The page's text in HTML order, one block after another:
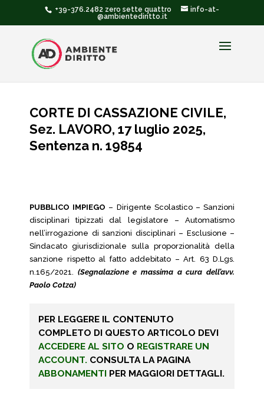
+39-376.2482 zero sette quattro
info-at-
@ambientediritto.it
CORTE DI CASSAZIONE CIVILE,
Sez. LAVORO, 17 luglio 2025,
Sentenza n. 19854
PUBBLICO IMPIEGO – Dirigente Scolastico – Sanzioni
disciplinari tipizzati dal legislatore – Automatismo
nell’irrogazione di sanzioni disciplinari – Esclusione –
Sindacato giurisdizionale sulla proporzionalità della
sanzione rispetto al fatto addebitato – Art. 63 D.Lgs.
n.165/2021. (Segnalazione e massima a cura dell’avv.
Paolo Cotza)
PER LEGGERE IL CONTENUTO
COMPLETO DI QUESTO ARTICOLO DEVI
ACCEDERE AL SITO O REGISTRARE UN
ACCOUNT. CONSULTA LA PAGINA
ABBONAMENTI PER MAGGIORI DETTAGLI.